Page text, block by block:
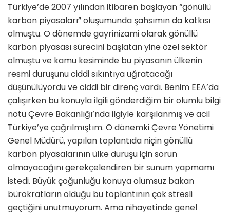
Türkiye’de 2007 yılından itibaren başlayan “gönüllü
karbon piyasaları” oluşumunda şahsımın da katkısı
olmuştu. O dönemde gayrinizami olarak gönüllü
karbon piyasası sürecini başlatan yine özel sektör
olmuştu ve kamu kesiminde bu piyasanın ülkenin
resmi duruşunu ciddi sıkıntıya uğratacağı
düşünülüyordu ve ciddi bir direnç vardı. Benim EEA’da
çalışırken bu konuyla ilgili gönderdiğim bir olumlu bilgi
notu Çevre Bakanlığı’nda ilgiyle karşılanmış ve acil
Türkiye’ye çağrılmıştım. O dönemki Çevre Yönetimi
Genel Müdürü, yapılan toplantıda niçin gönüllü
karbon piyasalarının ülke duruşu için sorun
olmayacağını gerekçelendiren bir sunum yapmamı
istedi. Büyük çoğunluğu konuya olumsuz bakan
bürokratların olduğu bu toplantının çok stresli
geçtiğini unutmuyorum. Ama nihayetinde genel